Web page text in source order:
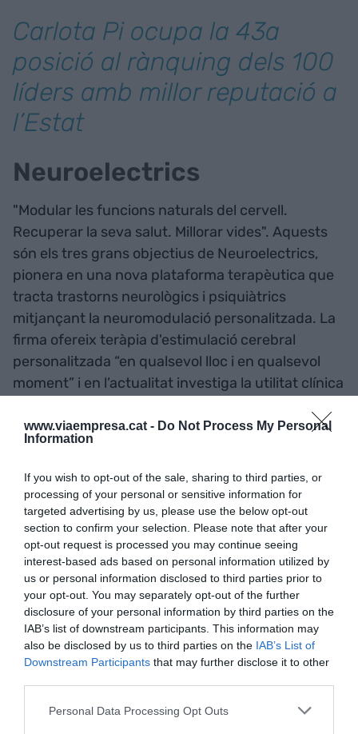
www.viaempresa.cat - Do Not Process My Personal
Information
If you wish to opt-out of the sale, sharing to third parties, or
processing of your personal or sensitive information for
targeted advertising by us, please use the below opt-out
section to confirm your selection. Please note that after your
opt-out request is processed you may continue seeing
interest-based ads based on personal information utilized by
us or personal information disclosed to third parties prior to
your opt-out. You may separately opt-out of the further
disclosure of your personal information by third parties on the
IAB’s list of downstream participants. This information may
also be disclosed by us to third parties on the IAB’s List of
Downstream Participants that may further disclose it to other
Personal Data Processing Opt Outs
Carlota Pi ocupa la 43a
posició al rànquing dels 100
líders amb millor reputació a
l’Estat
Neuroelectrics
"Modular les funcions naturals del cervell.
Recuperar la seva salut. Millorar vides". Aquests
són els tres grans objectius de Neuroelectrics,
pionera en una nova plataforma terapèutica que
tracta trastorns neurològics i psiquiàtrics
mitjançant la neuromodulació personalitzada. La
firma ofereix teràpia d'estimulació cerebral
personalitzada “en qualsevol lloc i en qualsevol
moment” i en l’actualitat investiga la utilitat clínica
monitora els senyals elèctrics per diagnosticar
malalties.
Recovo
Recovo té un gran objectiu: aconseguir que la
moda “sigui circular”. Per fer-ho, impulsa
solucions per a la indústria tèxtil fent servir els
residus com a recurs i d’aquesta manera lluitar
contra una estadística que alarma el sector: cada
any, el 85% dels teixits acaben en abocadors,
generant enormes quantitats de toxines i gasos
amb efecte d'hivernacle. Davant aquest fet,
Mónica Rodríguez,Marta Iglesias
Gonzalo